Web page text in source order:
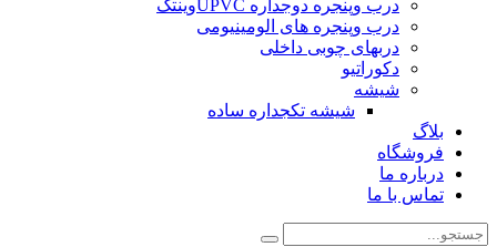
درب وپنجره دوجداره UPVCوینتک
درب وپنجره های الومینیومی
دربهای چوبی داخلی
دکوراتیو
شیشه
شیشه تکجداره ساده
بلاگ
فروشگاه
درباره ما
تماس با ما